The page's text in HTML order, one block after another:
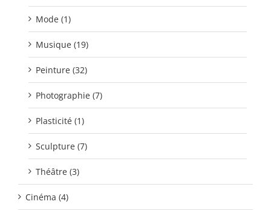
Mode (1)
Musique (19)
Peinture (32)
Photographie (7)
Plasticité (1)
Sculpture (7)
Théâtre (3)
Cinéma (4)